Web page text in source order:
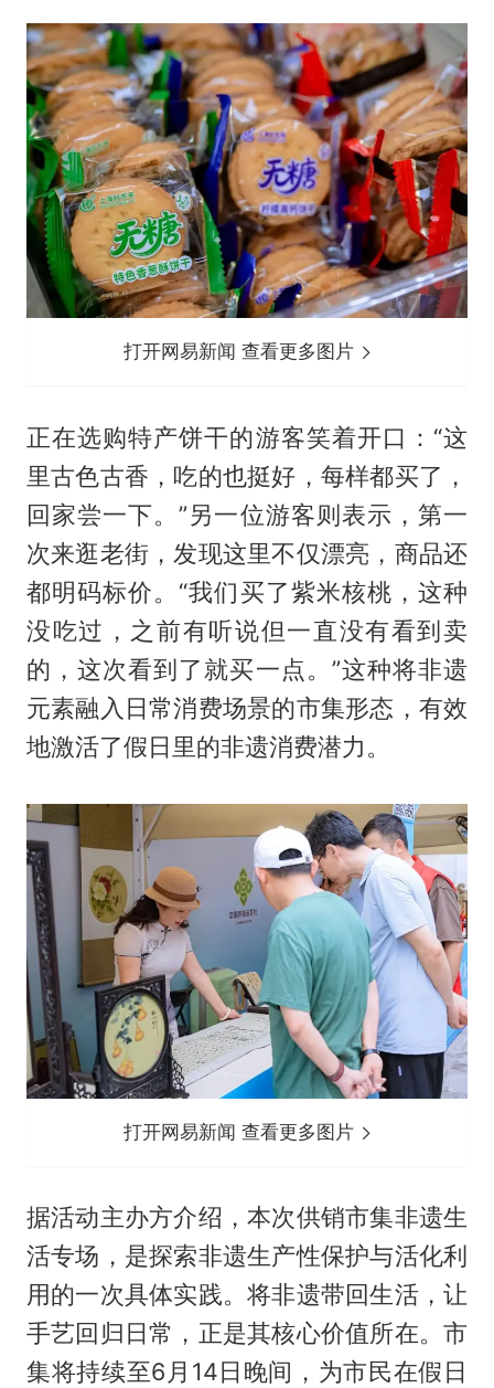
打开网易新闻 查看更多图片
正在选购特产饼干的游客笑着开口：“这
里古色古香，吃的也挺好，每样都买了，
回家尝一下。”另一位游客则表示，第一
次来逛老街，发现这里不仅漂亮，商品还
都明码标价。“我们买了紫米核桃，这种
没吃过，之前有听说但一直没有看到卖
的，这次看到了就买一点。”这种将非遗
元素融入日常消费场景的市集形态，有效
地激活了假日里的非遗消费潜力。
打开网易新闻 查看更多图片
据活动主办方介绍，本次供销市集非遗生
活专场，是探索非遗生产性保护与活化利
用的一次具体实践。将非遗带回生活，让
手艺回归日常，正是其核心价值所在。市
集将持续至6月14日晚间，为市民在假日